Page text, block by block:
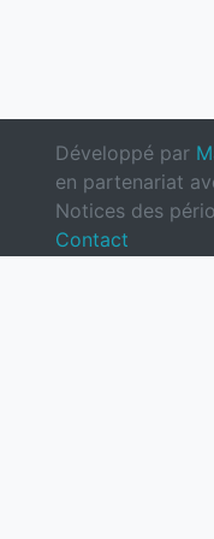
Développé par
en partenariat
Notices des
Contact